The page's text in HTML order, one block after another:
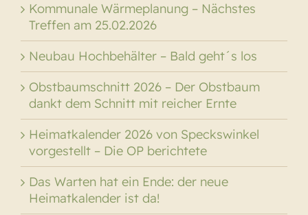
Kommunale Wärmeplanung – Nächstes
Treffen am 25.02.2026
Neubau Hochbehälter – Bald geht´s los
Obstbaumschnitt 2026 – Der Obstbaum
dankt dem Schnitt mit reicher Ernte
Heimatkalender 2026 von Speckswinkel
vorgestellt – Die OP berichtete
Das Warten hat ein Ende: der neue
Heimatkalender ist da!